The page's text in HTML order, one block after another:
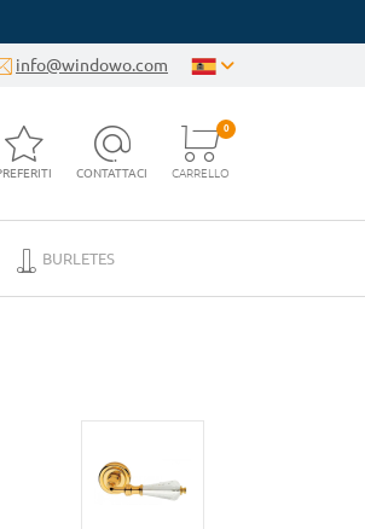
info@windowo.com
CONTATTACI CARRELLO
0
BURLETES